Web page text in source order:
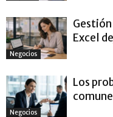
Negocios
Excel
Negocios
Los